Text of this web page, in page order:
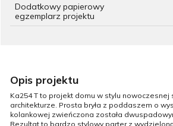
Dodatkowy papierowy
egzemplarz projektu
Opis projektu
Ka254 T to projekt domu w stylu nowoczesnej
architekturze. Prosta bryła z poddaszem o
kolankowej zwieńczona została
Rezultat to bardzo stylowy parter z